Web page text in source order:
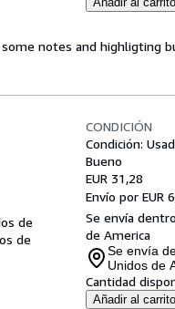
some notes and highligting
de
de
CONDICIÓN
Condición:
Bueno
EUR 31,28
Envío por EUR
Se envía
de America
Se envía
Unidos de
Cantidad
Añadir al carrito